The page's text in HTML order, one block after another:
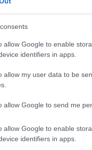
allow Google to enable
identifiers in apps.
allow my user data to be
allow Google to send me
allow Google to enable
identifiers in apps.
υπάρχει επιστολή
2025 όπου
του
έχει εκδοθεί η
του;